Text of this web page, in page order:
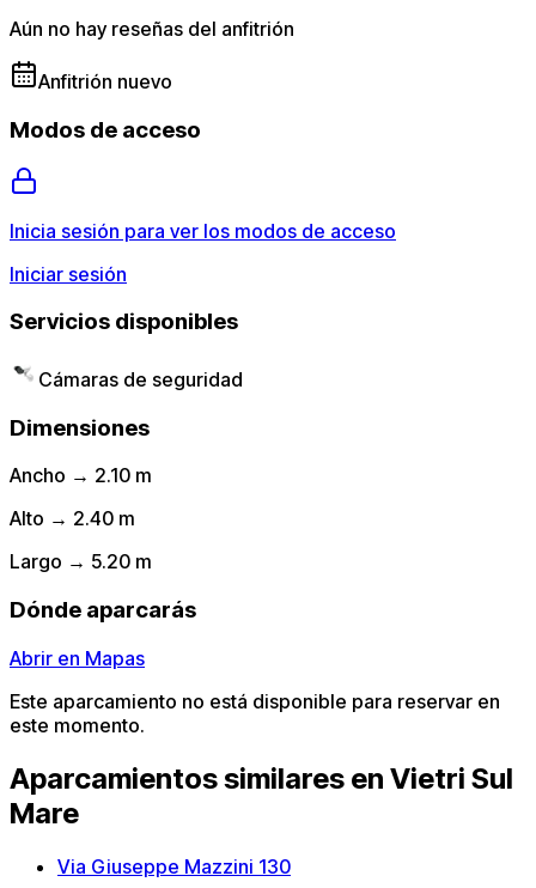
Aún no hay reseñas del anfitrión
Anfitrión nuevo
Modos de acceso
Inicia sesión para ver los modos de acceso
Iniciar sesión
Servicios disponibles
Cámaras de seguridad
Dimensiones
Ancho → 2.10 m
Alto → 2.40 m
Largo → 5.20 m
Dónde aparcarás
Abrir en Mapas
Este aparcamiento no está disponible para reservar en
este momento.
Aparcamientos similares en Vietri Sul
Mare
Via Giuseppe Mazzini 130